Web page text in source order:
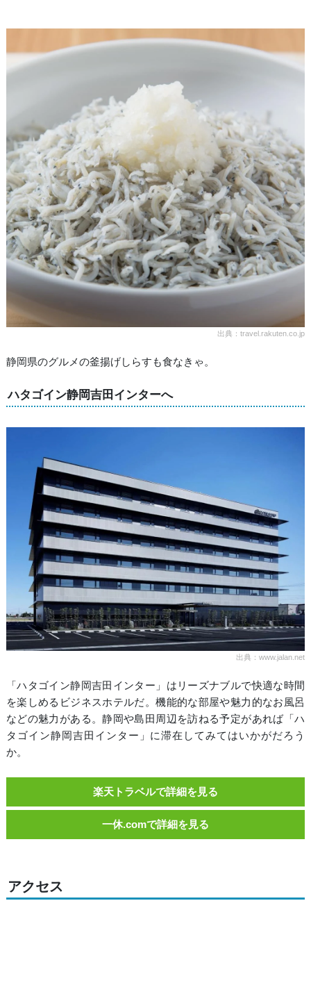
出典：travel.rakuten.co.jp
静岡県のグルメの釜揚げしらすも食なきゃ。
ハタゴイン静岡吉田インターへ
出典：www.jalan.net
「ハタゴイン静岡吉田インター」はリーズナブルで快適な時間
を楽しめるビジネスホテルだ。機能的な部屋や魅力的なお風呂
などの魅力がある。静岡や島田周辺を訪ねる予定があれば「ハ
タゴイン静岡吉田インター」に滞在してみてはいかがだろう
か。
楽天トラベルで詳細を見る
一休.comで詳細を見る
アクセス